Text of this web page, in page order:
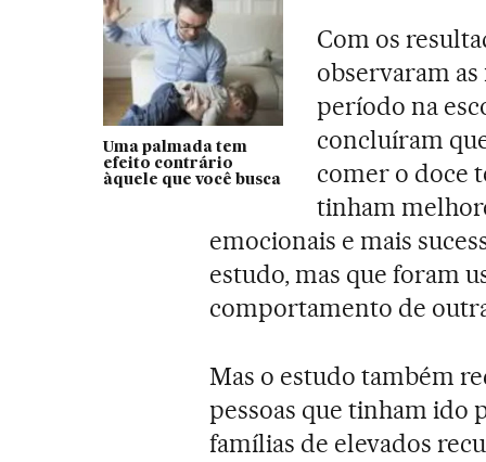
Uma palmada tem
efeito contrário
àquele que você busca
Com os
observaram
período na
concluíram
comer o doce
tinham
emocionais e mais
estudo, mas que foram
comportamento de
Mas o estudo também
pessoas que tinham ido
famílias de elevados